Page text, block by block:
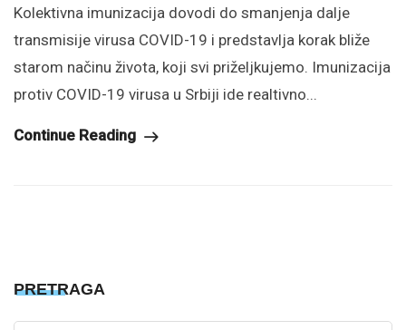
Kolektivna imunizacija dovodi do smanjenja dalje
transmisije virusa COVID-19 i predstavlja korak bliže
starom načinu života, koji svi priželjkujemo. Imunizacija
protiv COVID-19 virusa u Srbiji ide realtivno...
Continue Reading
PRETRAGA